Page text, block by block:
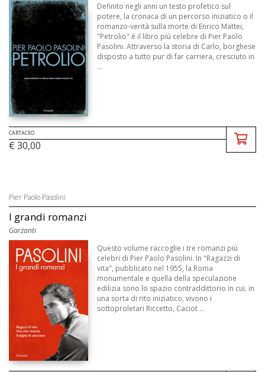
Definito negli anni un testo profetico sul
potere, la cronaca di un percorso iniziatico o il
romanzo-verità sulla morte di Enrico Mattei,
"Petrolio" è il libro più celebre di Pier Paolo
Pasolini. Attraverso la storia di Carlo, borghese
disposto a tutto pur di far carriera, cresciuto in
...
CARTACEO
€ 30,00
Pier Paolo Pasolini
I grandi romanzi
Garzanti
Questo volume raccoglie i tre romanzi più
celebri di Pier Paolo Pasolini. In "Ragazzi di
vita", pubblicato nel 1955, la Roma
monumentale e quella della speculazione
edilizia sono lo spazio contraddittorio in cui, in
una sorta di rito iniziatico, vivono i
sottoproletari Riccetto, Caciot ...